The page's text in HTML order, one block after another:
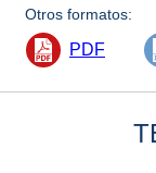
Otros formatos:
PDF